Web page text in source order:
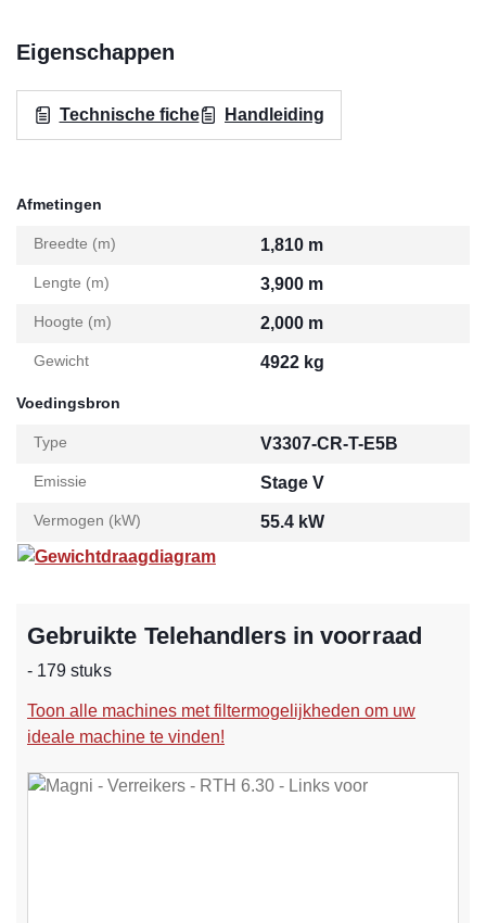
Eigenschappen
Technische fiche Handleiding
Afmetingen
Breedte (m) 1,810 m
Lengte (m) 3,900 m
Hoogte (m) 2,000 m
Gewicht 4922 kg
Voedingsbron
Type V3307-CR-T-E5B
Emissie Stage V
Vermogen (kW)
55.4 kW
Gewichtdraagdiagram
Gebruikte Telehandlers in voorraad
- 179 stuks
Toon alle machines met filtermogelijkheden om uw
ideale machine te vinden!